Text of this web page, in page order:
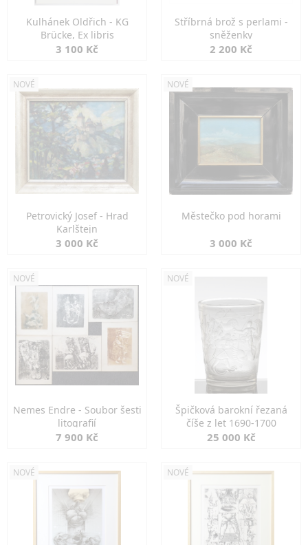
Kulhánek Oldřich - KG
Brücke, Ex libris
3 100 Kč
Stříbrná brož s perlami -
sněženky
2 200 Kč
NOVÉ
Petrovický Josef - Hrad
Karlštejn
3 000 Kč
NOVÉ
Městečko pod horami
3 000 Kč
NOVÉ
Nemes Endre - Soubor šesti
litografií
7 900 Kč
NOVÉ
Špičková barokní řezaná
číše z let 1690-1700
25 000 Kč
NOVÉ NOVÉ